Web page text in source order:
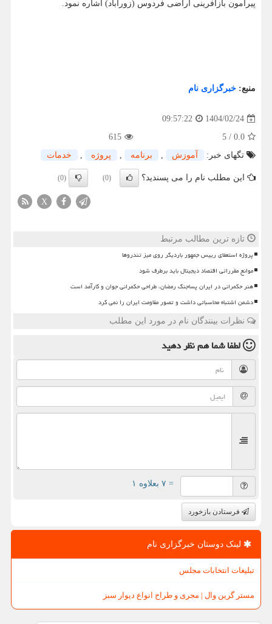
پیرامون بازآفرینی اراضی فردوس (زورآباد) اشاره نمود.
منبع: خبرگزاری نام
1404/02/24
09:57:22
0.0
/
5
615
تگهای خبر:
آموزش , برنامه , پروژه , خدمات
این مطلب نام را می پسندید؟ (0)
(0)
X
تازه ترین مطالب مرتبط
پروژه استعفای رییس جمهور باردیگر روی میز تندروها
موانع مقرراتی اقتصاد دیجیتال باید برطرف شود
هنر حکمرانی در ایران پساجنگ رمضان، طراحی حکمرانی جوان و کارآمد است
دشمن اشتباه محاسباتی داشت و تصور مقاومت ایران را نمی کرد
نظرات بینندگان نام در مورد این مطلب
لطفا شما همنظر دهید
= ۷ بعلاوه ۱
فرستادن بازخورد
لینک دوستان خبرگزاری نام
تبلیغات انتخابات مجلس
مستر گرین وال | مجری و طراح انواع دیوار سبز